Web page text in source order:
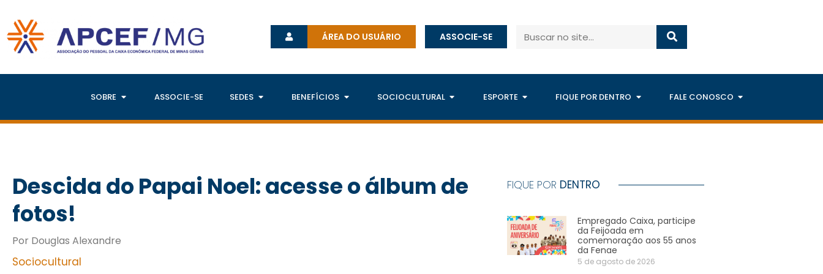
ÁREA DO USUÁRIO ASSOCIE-SE
SOBRE ASSOCIE-SE SEDES BENEFÍCIOS SOCIOCULTURAL ESPORTE FIQUE POR DENTRO FALE CONOSCO
Descida do Papai Noel: acesse o álbum de
fotos!
Por Douglas Alexandre
Sociocultural
FIQUE POR DENTRO
Empregado Caixa, participe
da Feijoada em
comemoração aos 55 anos
da Fenae
5 de agosto de 2026